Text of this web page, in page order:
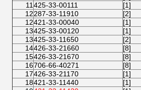
11 425-33-00111 [1]
12287-33-11910 [2]
12421-33-00040 [1]
13425-33-00120 [1]
13425-33-11650 [2]
14426-33-21660 [8]
15426-33-21670 [8]
16706-66-40271 [8]
17426-33-21170 [1]
18421-33-11440 [1]